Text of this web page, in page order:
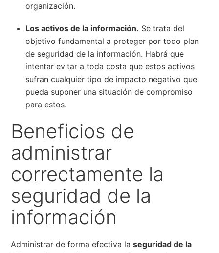
organización.
Los activos de la información. Se trata del
objetivo fundamental a proteger por todo plan
de seguridad de la información. Habrá que
intentar evitar a toda costa que estos activos
sufran cualquier tipo de impacto negativo que
pueda suponer una situación de compromiso
para estos.
Beneficios de
administrar
correctamente la
seguridad de la
información
Administrar de forma efectiva laseguridad de la